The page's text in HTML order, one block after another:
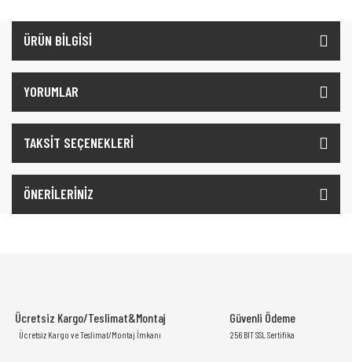
ÜRÜN BİLGİSİ
YORUMLAR
TAKSİT SEÇENEKLERİ
ÖNERİLERİNİZ
Ücretsiz Kargo/Teslimat&Montaj
Ücretsiz Kargo ve Teslimat/Montaj İmkanı
Güvenli Ödeme
256 BIT SSL Sertifika